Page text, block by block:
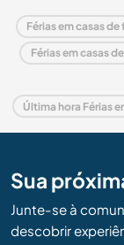
Férias em casas
Férias em casas
Sua
Junte-se à
descobrir